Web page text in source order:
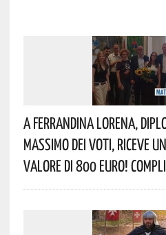
A Ferrandina Lorena,
Massimo Dei Voti, Riceve
Valore Di 800 Euro!